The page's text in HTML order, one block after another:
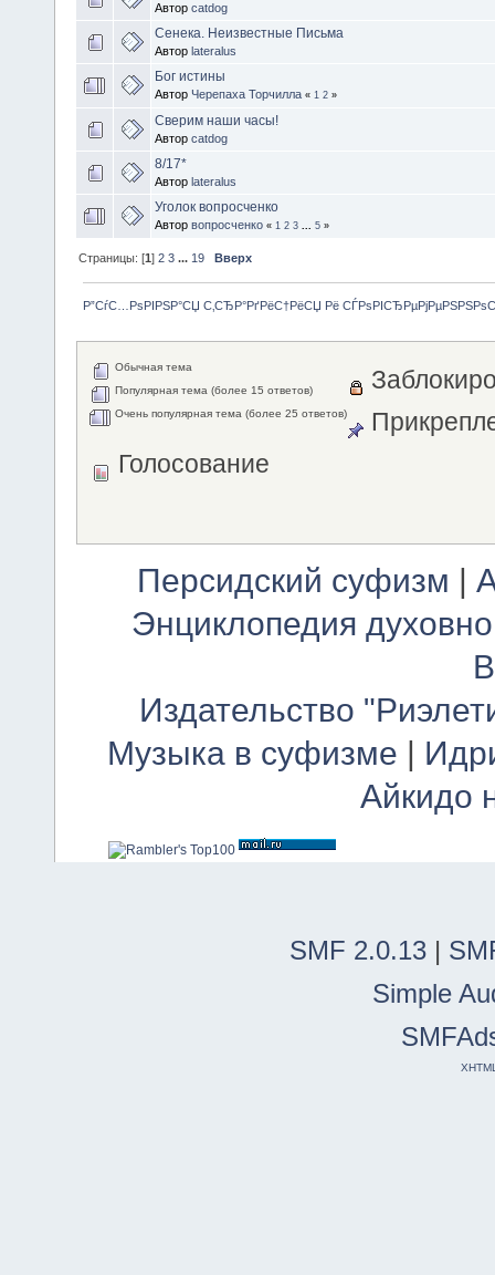
Автор catdog
Сенека. Неизвестные Письма
Автор lateralus
Бог истины
Автор Черепаха Торчилла « 1 2 »
Сверим наши часы!
Автор catdog
8/17*
Автор lateralus
Уголок вопросченко
Автор вопросченко « 1 2 3 ... 5 »
Страницы: [1]2 3 ... 19 Вверх
Р”СѓС…РѕРІРЅР°СЏ С‚СЂР°РґРёС†РёСЏ Рё
Обычная тема
Популярная тема (более 15 ответов)
Очень популярная тема (более 25 ответов)
Голосование
Персидский суфизм |
Энциклопедия
Издательство
Музыка в суфизме |
Айкидо
SMF 2.0.13 |
Simple